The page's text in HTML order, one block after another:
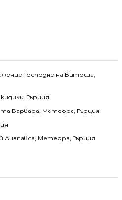
Господне на Витоша,
Гърция
Варвара, Метеора, Гърция
Метеора, Гърция